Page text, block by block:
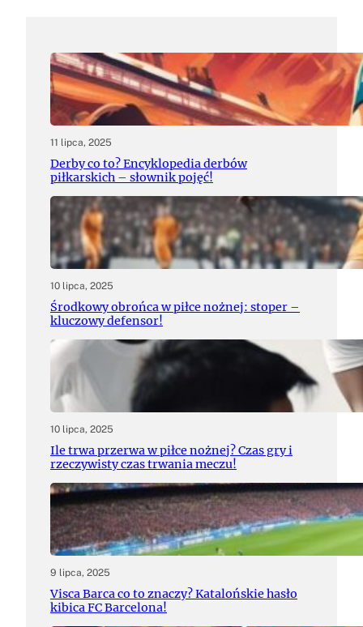
11 lipca, 2025
Derby co to? Encyklopedia derbów
piłkarskich – słownik pojęć!
10 lipca, 2025
Środkowy obrońca w piłce nożnej: stoper –
kluczowy defensor!
10 lipca, 2025
Ile trwa przerwa w piłce nożnej? Czas gry i
rzeczywisty czas trwania meczu!
9 lipca, 2025
Visca Barca co to znaczy? Katalońskie hasło
kibica FC Barcelona!